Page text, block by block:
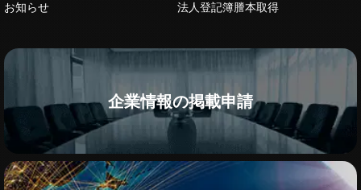
お知らせ 法人登記簿謄本取得
企業情報の掲載申請